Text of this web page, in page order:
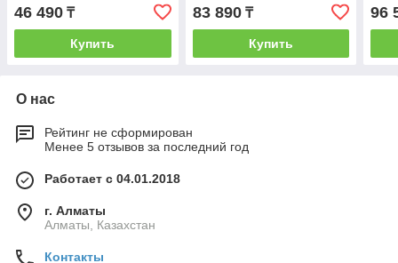
46 490 ₸
Купить
83 890₸
Купить
96
О нас
Рейтинг не сформирован
Менее 5 отзывов за последний год
Работает с 04.01.2018
г. Алматы
Алматы, Казахстан
Контакты